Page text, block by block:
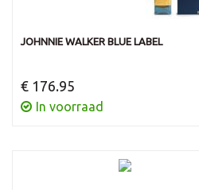
JOHNNIE WALKER BLUE LABEL
€ 176.95
In voorraad